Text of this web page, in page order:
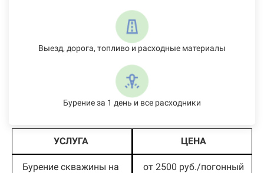
Выезд, дорога, топливо и расходные материалы
Бурение за 1 день и все расходники
УСЛУГА ЦЕНА
Бурение скважины на
от 2500 руб./погонный